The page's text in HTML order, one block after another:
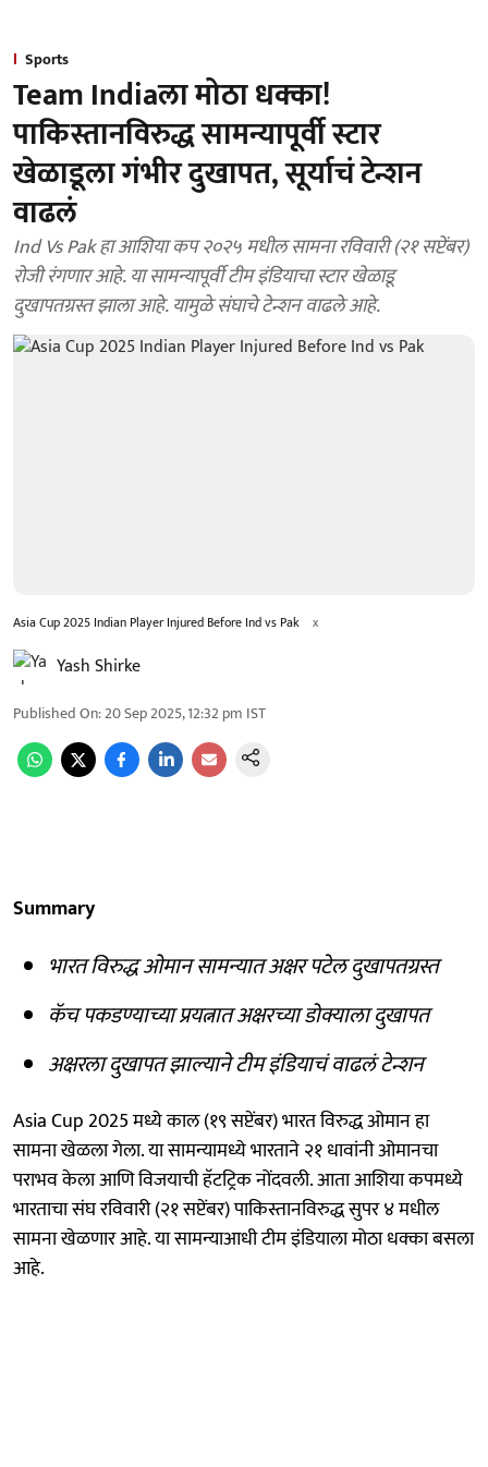
Sports
Team Indiaला मोठा धक्का!
पाकिस्तानविरुद्ध सामन्यापूर्वी स्टार
खेळाडूला गंभीर दुखापत, सूर्याचं टेन्शन
वाढलं
Ind Vs Pak हा आशिया कप २०२५ मधील सामना रविवारी (२१ सप्टेंबर)
रोजी रंगणार आहे. या सामन्यापूर्वी टीम इंडियाचा स्टार खेळाडू
दुखापतग्रस्त झाला आहे. यामुळे संघाचे टेन्शन वाढले आहे.
Asia Cup 2025 Indian Player Injured Before Ind vs Pak x
Yash Shirke
Published On:20 Sep 2025, 12:32 pm IST
Summary
भारत विरुद्ध ओमान सामन्यात अक्षर पटेल दुखापतग्रस्त
कॅच पकडण्याच्या प्रयत्नात अक्षरच्या डोक्याला दुखापत
अक्षरला दुखापत झाल्याने टीम इंडियाचं वाढलं टेन्शन
Asia Cup 2025 मध्ये काल (१९ सप्टेंबर) भारत विरुद्ध ओमान हा
सामना खेळला गेला. या सामन्यामध्ये भारताने २१ धावांनी ओमानचा
पराभव केला आणि विजयाची हॅटट्रिक नोंदवली. आता आशिया कपमध्ये
भारताचा संघ रविवारी (२१ सप्टेंबर) पाकिस्तानविरुद्ध सुपर ४ मधील
सामना खेळणार आहे. या सामन्याआधी टीम इंडियाला मोठा धक्का बसला
आहे.